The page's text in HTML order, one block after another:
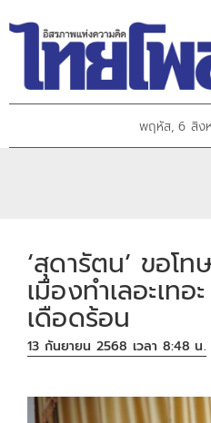
พฤหัส, 6 สิง
‘สุดารัตน’ ขอโ
เมืองทำเลอะเทอ
เดือดร้อน
13 กันยายน 2568 เวลา 8:48 น.